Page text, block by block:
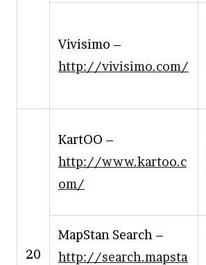
Vivisimo –
http://vivisimo.com/
20
KartOO –
http://www.kartoo.c
om/
MapStan Search –
http://search.mapsta